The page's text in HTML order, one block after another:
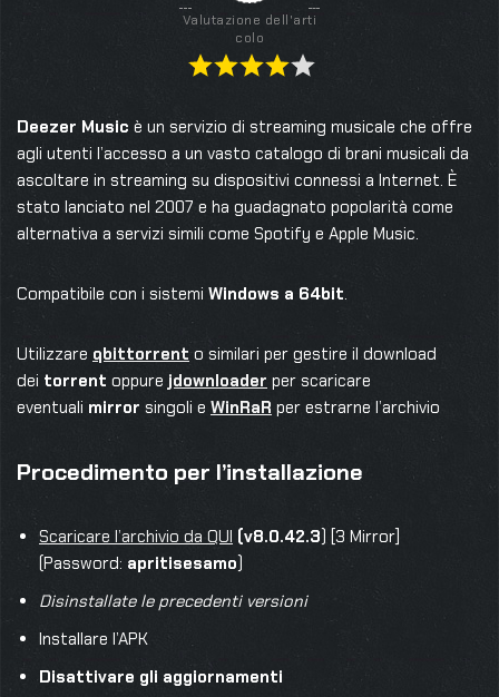
Valutazione dell'arti
colo
Deezer Music è un servizio di streaming musicale che offre
agli utenti l’accesso a un vasto catalogo di brani musicali da
ascoltare in streaming su dispositivi connessi a Internet. È
stato lanciato nel 2007 e ha guadagnato popolarità come
alternativa a servizi simili come Spotify e Apple Music.
Compatibile con i sistemi Windows a 64bit.
Utilizzare qbittorrent o similari per gestire il download
dei torrent oppure jdownloader per scaricare
eventuali mirror singoli e WinRaR per estrarne l’archivio
Procedimento per l’installazione
Scaricare l’archivio da QUI (v8.0.42.3) [3 Mirror]
(Password: apritisesamo)
Disinstallate le precedenti versioni
Installare l’APK
Disattivare gli aggiornamenti